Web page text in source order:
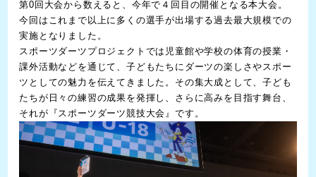
第0回大会から数えると、今年で４回目の開催となる本大会。
今回はこれまで以上に多くの選手が出場する過去最大規模での
実施となりました。
スポーツダーツプロジェクトでは児童館や学校の体育の授業・
課外活動などを通じて、子どもたちにダーツの楽しさやスポー
ツとしての魅力を伝えてきました。その集大成として、子ども
たちが日々の練習の成果を発揮し、さらに高みを目指す舞台、
それが『スポーツダーツ競技大会』です。